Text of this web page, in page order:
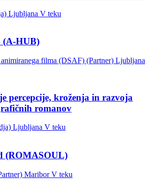
Ljubljana V teku
(A-HUB)
filma (DSAF) (Partner) Ljubljana
percepcije, kroženja in razvoja
romanov
Ljubljana V teku
(ROMASOUL)
Maribor V teku